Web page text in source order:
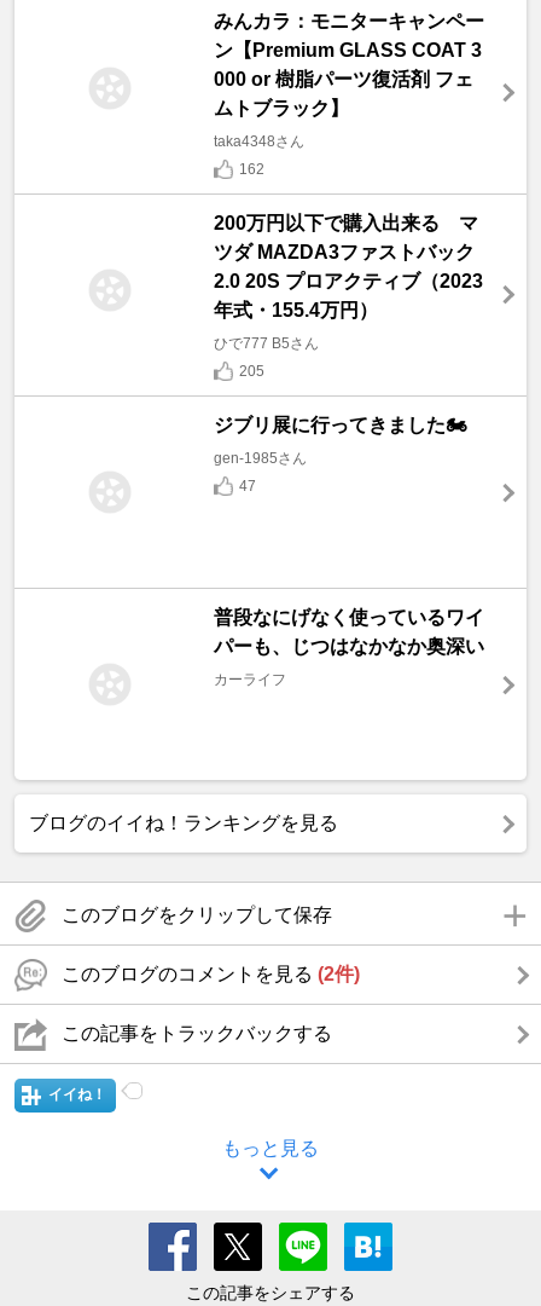
みんカラ：モニターキャンペー
ン【Premium GLASS COAT 3
000 or 樹脂パーツ復活剤 フェ
ムトブラック】
taka4348さん
162
200万円以下で購入出来る マ
ツダ MAZDA3ファストバック
2.0 20S プロアクティブ（2023
年式・155.4万円）
ひで777 B5さん
205
ジブリ展に行ってきました🏍️
gen-1985さん
47
普段なにげなく使っているワイ
パーも、じつはなかなか奥深い
カーライフ
ブログのイイね！ランキングを見る
このブログをクリップして保存
このブログのコメントを見る (2件)
この記事をトラックバックする
イイね！
もっと見る
この記事をシェアする